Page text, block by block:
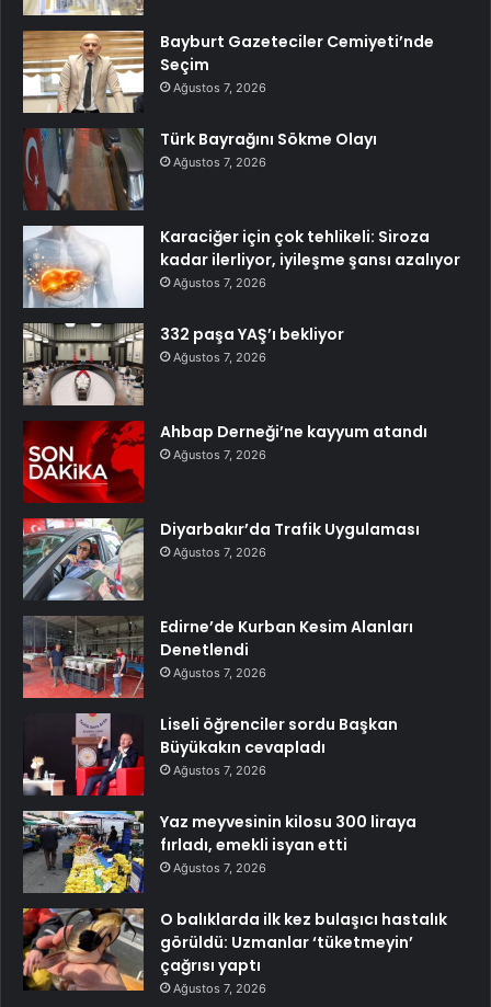
Bayburt Gazeteciler Cemiyeti’nde
Seçim
Ağustos 7, 2026
Türk Bayrağını Sökme Olayı
Ağustos 7, 2026
Karaciğer için çok tehlikeli: Siroza
kadar ilerliyor, iyileşme şansı azalıyor
Ağustos 7, 2026
332 paşa YAŞ’ı bekliyor
Ağustos 7, 2026
Ahbap Derneği’ne kayyum atandı
Ağustos 7, 2026
Diyarbakır’da Trafik Uygulaması
Ağustos 7, 2026
Edirne’de Kurban Kesim Alanları
Denetlendi
Ağustos 7, 2026
Liseli öğrenciler sordu Başkan
Büyükakın cevapladı
Ağustos 7, 2026
Yaz meyvesinin kilosu 300 liraya
fırladı, emekli isyan etti
Ağustos 7, 2026
O balıklarda ilk kez bulaşıcı hastalık
görüldü: Uzmanlar ‘tüketmeyin’
çağrısı yaptı
Ağustos 7, 2026